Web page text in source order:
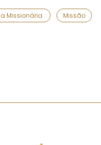
Missionária Missão